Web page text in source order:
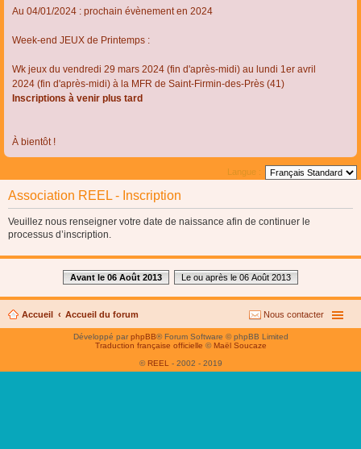
Au 04/01/2024 : prochain évènement en 2024
Week-end JEUX de Printemps :
Wk jeux du vendredi 29 mars 2024 (fin d'après-midi) au lundi 1er avril
2024 (fin d'après-midi) à la MFR de Saint-Firmin-des-Près (41)
Inscriptions à venir plus tard
À bientôt !
Langue :
Association REEL - Inscription
Veuillez nous renseigner votre date de naissance afin de continuer le
processus d’inscription.
Avant le 06 Août 2013 Le ou après le 06 Août 2013
Accueil Accueil du forum Nous contacter
Développé parphpBB® Forum Software © phpBB Limited
Traduction française officielle © Maël Soucaze
© REEL - 2002 - 2019